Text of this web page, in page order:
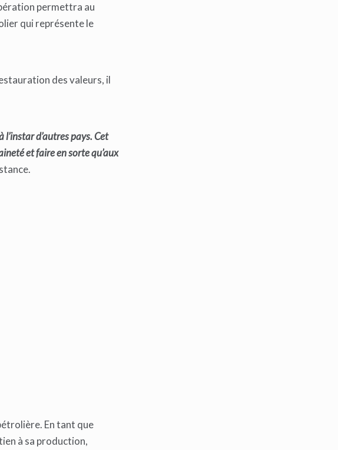
permettra au
qui représente le
des valeurs, il
d’autres pays. Cet
et faire en sorte qu’aux
En tant que
à sa production,